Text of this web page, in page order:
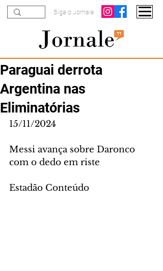
Siga o Jornale
Paraguai derrota
Argentina nas
Eliminatórias
15/11/2024
Messi avança sobre Daronco
com o dedo em riste
Estadão Conteúdo